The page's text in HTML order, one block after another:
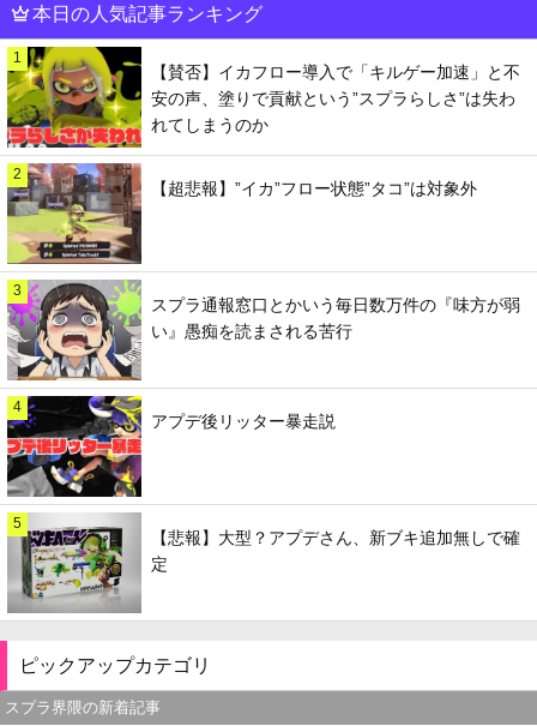
本日の人気記事ランキング
1
【賛否】イカフロー導入で「キルゲー加速」と不
安の声、塗りで貢献という”スプラらしさ”は失わ
れてしまうのか
2
【超悲報】”イカ”フロー状態”タコ”は対象外
3
スプラ通報窓口とかいう毎日数万件の『味方が弱
い』愚痴を読まされる苦行
4
アプデ後リッター暴走説
5
【悲報】大型？アプデさん、新ブキ追加無しで確
定
ピックアップカテゴリ
スプラ界隈の新着記事